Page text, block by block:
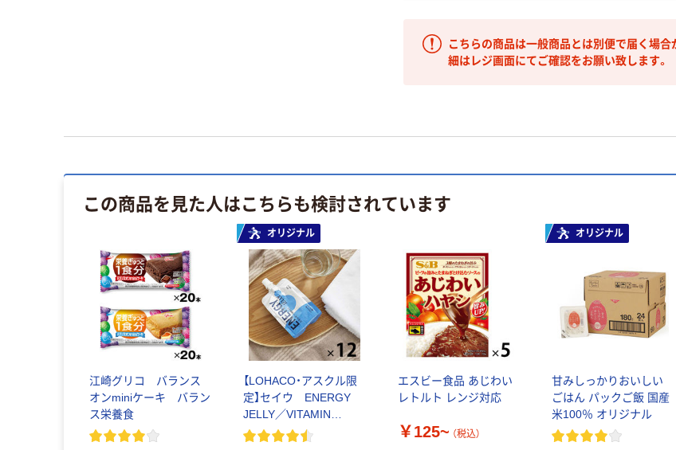
こちらの商品は一般商品とは別便で届く場
細はレジ画面にてご確認をお願い致します。
この商品を見た人はこちらも検討されています
江崎グリコ バランス
オンminiケーキ バラン
ス栄養食
オリジナル
【LOHACO・アスクル限
定】セイウ ENERGY
JELLY／VITAMIN
JELLY ゼリー飲料
エスビー食品 あじわい
レトルト レンジ対応
￥125~ （税込）
オリジナル
甘みしっかりおいしい
ごはん パックご飯 国産
米100％ オリジナル